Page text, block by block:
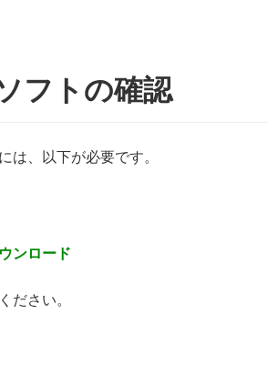
フトの確認
は、以下が必要です。
ンロード
ださい。